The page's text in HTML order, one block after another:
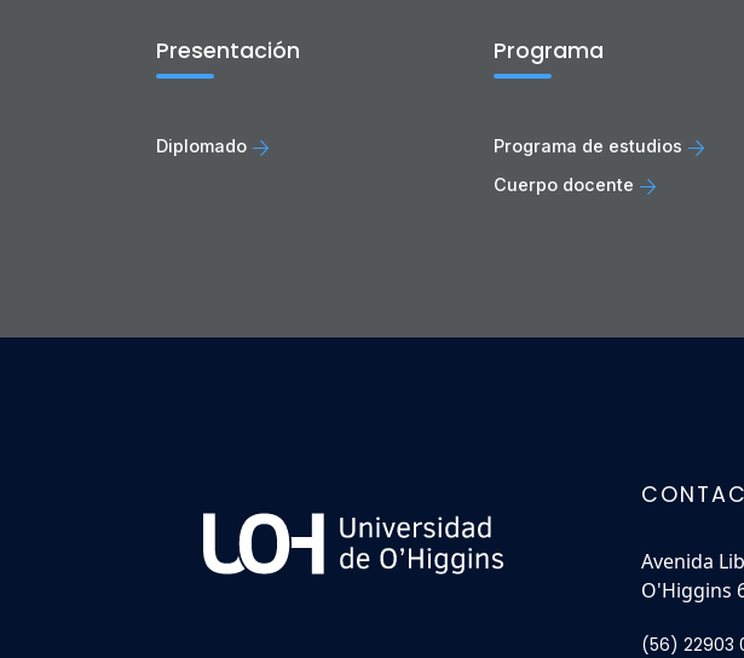
Presentación
Diplomado
Programa
Programa de estudios
Cuerpo docente
Avenida
O'Higgins
(56) 22903